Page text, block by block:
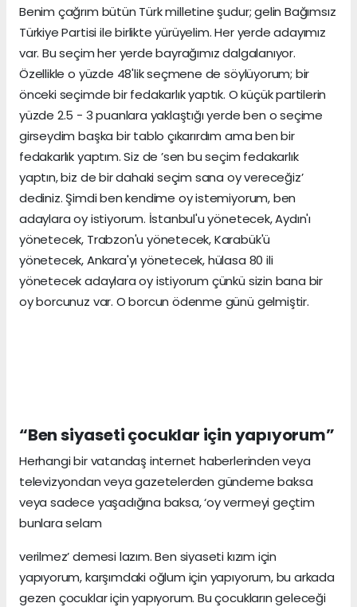
Benim çağrım bütün Türk milletine şudur; gelin Bağımsız
Türkiye Partisi ile birlikte yürüyelim. Her yerde adayımız
var. Bu seçim her yerde bayrağımız dalgalanıyor.
Özellikle o yüzde 48'lik seçmene de söylüyorum; bir
önceki seçimde bir fedakarlık yaptık. O küçük partilerin
yüzde 2.5 - 3 puanlara yaklaştığı yerde ben o seçime
girseydim başka bir tablo çıkarırdım ama ben bir
fedakarlık yaptım. Siz de ’sen bu seçim fedakarlık
yaptın, biz de bir dahaki seçim sana oy vereceğiz’
dediniz. Şimdi ben kendime oy istemiyorum, ben
adaylara oy istiyorum. İstanbul'u yönetecek, Aydın'ı
yönetecek, Trabzon'u yönetecek, Karabük'ü
yönetecek, Ankara'yı yönetecek, hülasa 80 ili
yönetecek adaylara oy istiyorum çünkü sizin bana bir
oy borcunuz var. O borcun ödenme günü gelmiştir.
“Ben siyaseti çocuklar için yapıyorum”
Herhangi bir vatandaş internet haberlerinden veya
televizyondan veya gazetelerden gündeme baksa
veya sadece yaşadığına baksa, ‘oy vermeyi geçtim
bunlara selam
verilmez’ demesi lazım. Ben siyaseti kızım için
yapıyorum, karşımdaki oğlum için yapıyorum, bu arkada
gezen çocuklar için yapıyorum. Bu çocukların geleceği